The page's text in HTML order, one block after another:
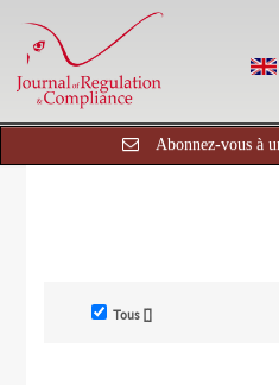
Abonnez-vous à
Tous []